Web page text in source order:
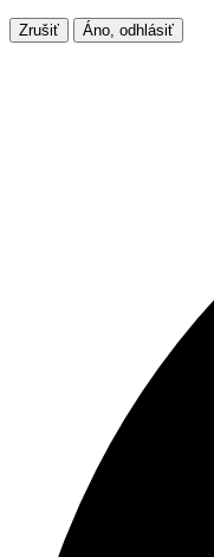
Zrušiť Áno, odhlásiť